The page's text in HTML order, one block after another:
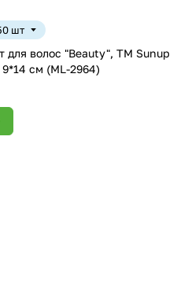
шт
для волос "Beauty", ТМ Sunup
см (ML-2964)